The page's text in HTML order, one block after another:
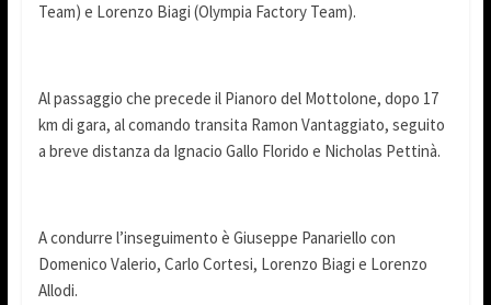
Team) e Lorenzo Biagi (Olympia Factory Team).
Al passaggio che precede il Pianoro del Mottolone, dopo 17
km di gara, al comando transita Ramon Vantaggiato, seguito
a breve distanza da Ignacio Gallo Florido e Nicholas Pettinà.
A condurre l’inseguimento è Giuseppe Panariello con
Domenico Valerio, Carlo Cortesi, Lorenzo Biagi e Lorenzo
Allodi.